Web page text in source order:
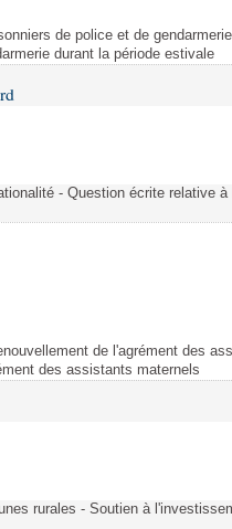
de police et de
durant la période estivale
- Question écrite relative à
de l'agrément des
des assistants maternels
rurales - Soutien à